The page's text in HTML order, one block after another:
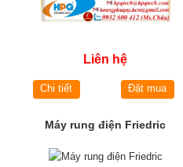
Liên hệ
Chi tiết Đặt mua
Máy rung điện Friedric